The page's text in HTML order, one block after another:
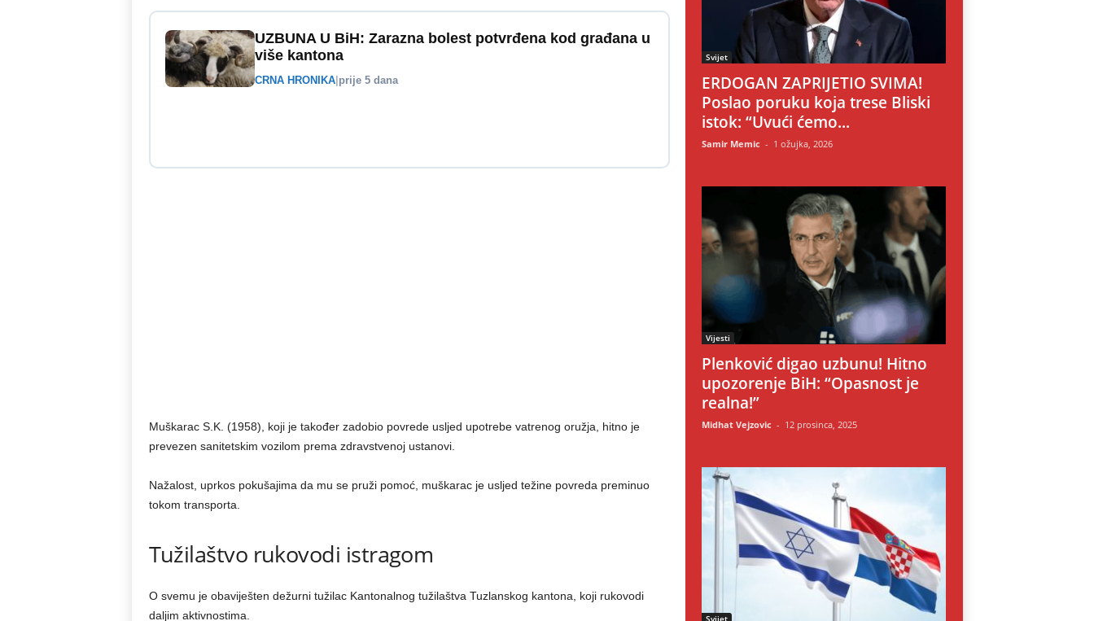
UZBUNA U BiH: Zarazna bolest potvrđena kod građana u
više kantona
CRNA HRONIKA| prije 5 dana
Muškarac S.K. (1958), koji je također zadobio povrede usljed upotrebe vatrenog oružja, hitno je
prevezen sanitetskim vozilom prema zdravstvenoj ustanovi.
Nažalost, uprkos pokušajima da mu se pruži pomoć, muškarac je usljed težine povreda preminuo
tokom transporta.
Tužilaštvo rukovodi istragom
O svemu je obaviješten dežurni tužilac Kantonalnog tužilaštva Tuzlanskog kantona, koji rukovodi
daljim aktivnostima.
Svijet
ERDOGAN ZAPRIJETIO SVIMA!
Poslao poruku koja trese Bliski
istok: “Uvući ćemo...
Samir Memic - 1 ožujka, 2026
Vijesti
Plenković digao uzbunu! Hitno
upozorenje BiH: “Opasnost je
realna!”
Midhat Vejzovic - 12 prosinca, 2025
Svijet